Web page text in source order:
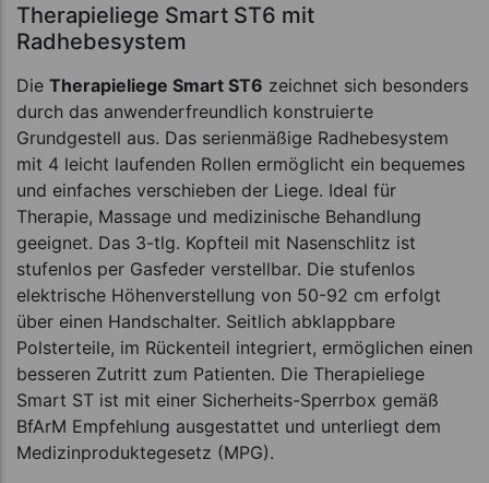
Therapieliege Smart ST6 mit
Radhebesystem
Die Therapieliege Smart ST6 zeichnet sich besonders
durch das anwenderfreundlich konstruierte
Grundgestell aus. Das serienmäßige Radhebesystem
mit 4 leicht laufenden Rollen ermöglicht ein bequemes
und einfaches verschieben der Liege. Ideal für
Therapie, Massage und medizinische Behandlung
geeignet. Das 3-tlg. Kopfteil mit Nasenschlitz ist
stufenlos per Gasfeder verstellbar. Die stufenlos
elektrische Höhenverstellung von 50-92 cm erfolgt
über einen Handschalter. Seitlich abklappbare
Polsterteile, im Rückenteil integriert, ermöglichen einen
besseren Zutritt zum Patienten. Die Therapieliege
Smart ST ist mit einer Sicherheits-Sperrbox gemäß
BfArM Empfehlung ausgestattet und unterliegt dem
Medizinproduktegesetz (MPG).